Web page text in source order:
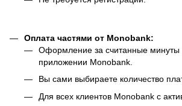
Оплата частями от Monobank:
Оформление за считанные минуты
приложении Monobank.
Вы сами выбираете количество
Для всех клиентов Monobank с